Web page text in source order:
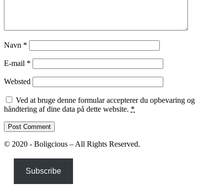
Navn *
E-mail *
Websted
Ved at bruge denne formular accepterer du opbevaring og
håndtering af dine data på dette website. *
© 2020 - Boligcious – All Rights Reserved.
Subscribe